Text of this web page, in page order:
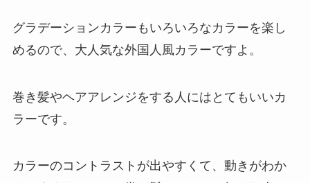
グラデーションカラーもいろいろなカラーを楽し
めるので、大人気な外国人風カラーですよ。
巻き髪やヘアアレンジをする人にはとてもいいカ
ラーです。
カラーのコントラストが出やすくて、動きがわか